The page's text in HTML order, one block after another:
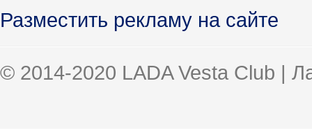
Разместить рекламу на сайте
© 2014-2020 LADA Vesta Club |